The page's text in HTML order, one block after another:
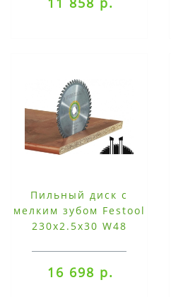
Пильный диск с
мелким зубом Festool
230x2.5x30 W48
16 698 р.